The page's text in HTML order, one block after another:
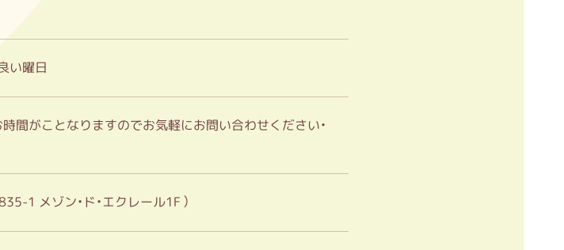
い曜日
間がことなりますのでお気軽にお問い合わせください・
1 メゾン・ド・エクレール1F ）